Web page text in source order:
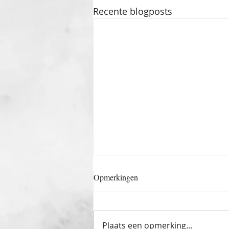
Recente blogposts
Opmerkingen
Plaats een opmerking...